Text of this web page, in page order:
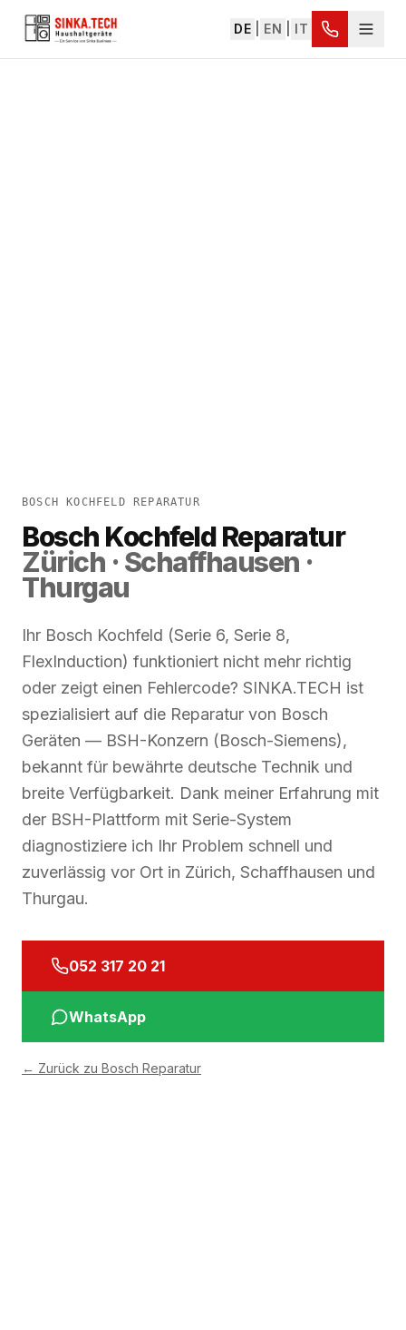
DE EN IT
BOSCH KOCHFELD REPARATUR
Bosch Kochfeld Reparatur
Zürich · Schaffhausen ·
Thurgau
Ihr Bosch Kochfeld (Serie 6, Serie 8,
FlexInduction) funktioniert nicht mehr richtig
oder zeigt einen Fehlercode? SINKA.TECH ist
spezialisiert auf die Reparatur von Bosch
Geräten — BSH-Konzern (Bosch-Siemens),
bekannt für bewährte deutsche Technik und
breite Verfügbarkeit. Dank meiner Erfahrung mit
der BSH-Plattform mit Serie-System
diagnostiziere ich Ihr Problem schnell und
zuverlässig vor Ort in Zürich, Schaffhausen und
Thurgau.
052 317 20 21
WhatsApp
← Zurück zu Bosch Reparatur